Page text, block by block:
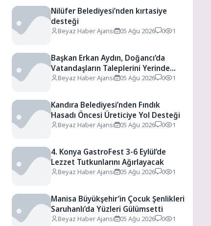
Nilüfer Belediyesi’nden kırtasiye
desteği
Beyaz Haber Ajansı 05 Ağu 2026 0 1
Başkan Erkan Aydın, Doğancı’da
Vatandaşların Taleplerini Yerinde
Dinledi
Beyaz Haber Ajansı 05 Ağu 2026 0 1
Kandıra Belediyesi’nden Fındık
Hasadı Öncesi Üreticiye Yol Desteği
Beyaz Haber Ajansı 05 Ağu 2026 0 1
4. Konya GastroFest 3-6 Eylül’de
Lezzet Tutkunlarını Ağırlayacak
Beyaz Haber Ajansı 05 Ağu 2026 0 1
Manisa Büyükşehir’in Çocuk Şenlikleri
Saruhanlı’da Yüzleri Gülümsetti
Beyaz Haber Ajansı 05 Ağu 2026 0 1